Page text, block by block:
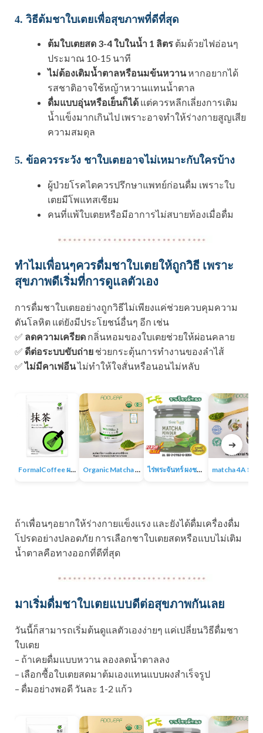
4. วิธีต้มชาใบเตยเพื่อสุขภาพที่ดีที่สุด
ต้มใบเตยสด 3-4 ใบในน้ำ 1 ลิตร ต้มด้วยไฟอ่อนๆ
ประมาณ 10-15 นาที
ไม่ต้องเติมน้ำตาลหรือนมข้นหวานหากอยากได้
รสชาติอาจใช้หญ้าหวานแทนน้ำตาล
ดื่มแบบอุ่นหรือเย็นก็ได้ แต่ควรหลีกเลี่ยงการเติม
น้ำแข็งมากเกินไป เพราะอาจทำให้ร่างกายสูญเสีย
ความสมดุล
5. ข้อควรระวัง ชาใบเตยอาจไม่เหมาะกับใครบ้าง
ผู้ป่วยโรคไตควรปรึกษาแพทย์ก่อนดื่ม เพราะใบ
เตยมีโพแทสเซียม
คนที่แพ้ใบเตยหรือมีอาการไม่สบายท้องเมื่อดื่ม
ทำไมเพื่อนๆควรดื่มชาใบเตยให้ถูกวิธี เพราะ
สุขภาพดีเริ่มที่การดูแลตัวเอง
การดื่มชาใบเตยอย่างถูกวิธีไม่เพียงแค่ช่วยควบคุมความ
ดันโลหิต แต่ยังมีประโยชน์อื่นๆ อีก เช่น
✅ ลดความเครียด กลิ่นหอมของใบเตยช่วยให้ผ่อนคลาย
✅ ดีต่อระบบขับถ่าย ช่วยกระตุ้นการทำงานของลำไส้
✅ไม่มีคาเฟอีนไม่ทำให้ใจสั่นหรือนอนไม่หลับ
FormalCoffee ผงชาเขียวมัทฉะ แท้ 100% ญี่ปุ่น เกรดพรีเมี่ยม Matcha Green Tea Organic Matcha 4A+ผงชาเขียวมัทฉะเกรดพิธีการ ออร์แกนิก 100% ไม่มีน้ำตาล ไม่มีสารเติมแต่ง ไร่พระจันทร์ ผงชาเขียวมัทฉะ Matcha Powder 100% ไม่แต่งสี กลิ่น ไม่ผสมน้ำตาล
➔
ถ้าเพื่อนๆอยากให้ร่างกายแข็งแรง และยังได้ดื่มเครื่องดื่ม
โปรดอย่างปลอดภัย การเลือกชาใบเตยสดหรือแบบไม่เติม
น้ำตาลคือทางออกที่ดีที่สุด
มาเริ่มดื่มชาใบเตยแบบดีต่อสุขภาพกันเลย
วันนี้ก็สามารถเริ่มต้นดูแลตัวเองง่ายๆ แค่เปลี่ยนวิธีดื่มชา
ใบเตย
– ถ้าเคยดื่มแบบหวาน ลองลดน้ำตาลลง
– เลือกซื้อใบเตยสดมาต้มเองแทนแบบผงสำเร็จรูป
– ดื่มอย่างพอดี วันละ 1-2 แก้ว